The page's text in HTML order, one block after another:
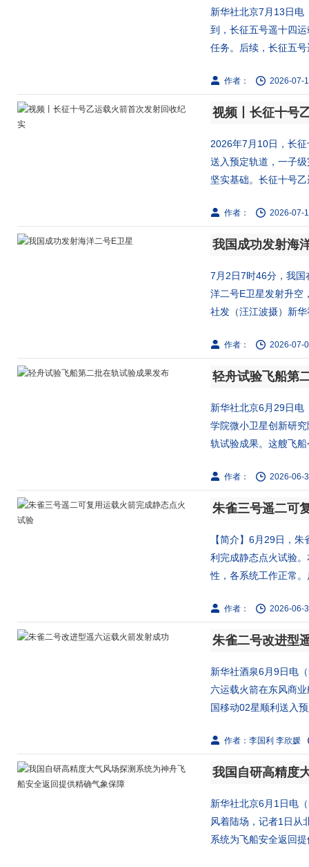
新华社北京7月13日电
到，长征五号遥十四
任务。后续，长征五
作者： 2026-07-
视频丨长征十号
2026年7月10日，长
送入预定轨道，一子
坚实基础。长征十号
作者： 2026-07-
我国成功发射海
7月2日7时46分，我国
洋二号E卫星发射升空
社发（汪江波摄）新
作者： 2026-07-
轻舟试验飞船第
新华社北京6月29日电
学院微小卫星创新研
轨试验成果。这艘飞
作者： 2026-06-
朱雀三号遥二可
【简介】6月29日，
利完成静态点火试验
性，各系统工作正常
作者： 2026-06-
朱雀二号改进型
新华社酒泉6月9日电
六运载火箭在东风商
国移动02星顺利送入
作者：李国利 李欣媛
新华社北京6月1日电
风着陆场，记者1日从
系统为飞船安全返回